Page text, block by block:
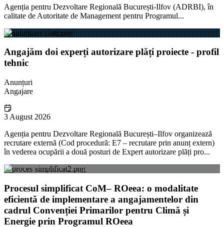
Agenția pentru Dezvoltare Regională București-Ilfov (ADRBI), în
calitate de Autoritate de Management pentru Programul...
Angajăm doi experți autorizare plăți proiecte - profil
tehnic
Anunțuri
Angajare
3 August 2026
Agenția pentru Dezvoltare Regională București–Ilfov organizează
recrutare externă (Cod procedură: E7 – recrutare prin anunț extern)
în vederea ocupării a două posturi de Expert autorizare plăți pro...
Procesul simplificat CoM– ROeea: o modalitate
eficientă de implementare a angajamentelor din
cadrul Convenției Primarilor pentru Climă și
Energie prin Programul ROeea